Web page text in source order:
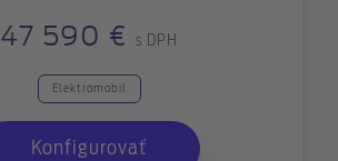
47 590 € s DPH
Elektromobil
Konfigurovať